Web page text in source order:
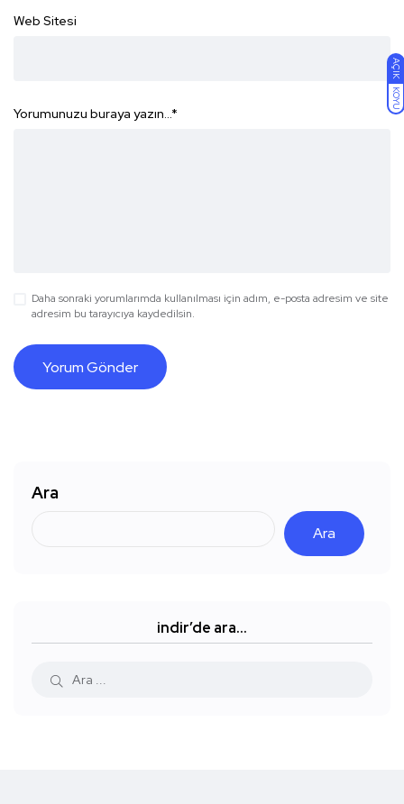
AÇIK
KOYU
Web Sitesi
Yorumunuzu buraya yazın...*
Daha sonraki yorumlarımda kullanılması için adım, e-posta adresim ve site
adresim bu tarayıcıya kaydedilsin.
Ara
Ara
indir’de ara…